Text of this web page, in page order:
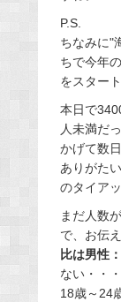
P.S.
ちなみに"
ちで今年
をスター
本日で
人未満だ
かげて数
ありがた
のタイア
まだ人数
で、お伝
比は男性
ない・・
18歳～24